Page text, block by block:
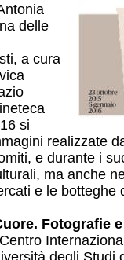
delle
a cura
si
realizzate
e durante i
ma anche
e le botteghe
Fotografie
degli Studi